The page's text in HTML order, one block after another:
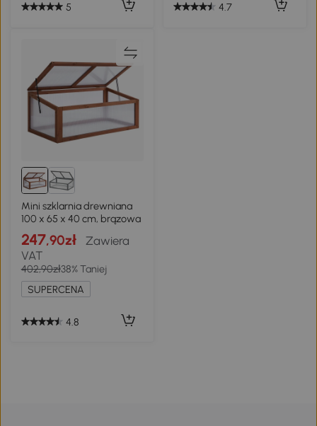
5 4.7
Mini szklarnia drewniana
100 x 65 x 40 cm, brązowa
247,90zł
Zawiera
VAT
402,90zł38% Taniej
SUPERCENA
4.8